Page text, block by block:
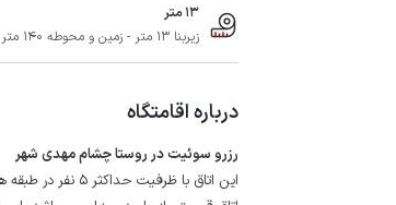
13 متر
زیربنا 13 متر - زمین و محوطه 140 متر
درباره اقامتگاه
رزرو سوئیت در روستا چشام مهدی شهر
این اتاق با ظرفیت حداکثر 5 نفر در طبقه همکف یک ساختمان یک طبقه در روستا چاشم مهدی شهر واقع شده است.